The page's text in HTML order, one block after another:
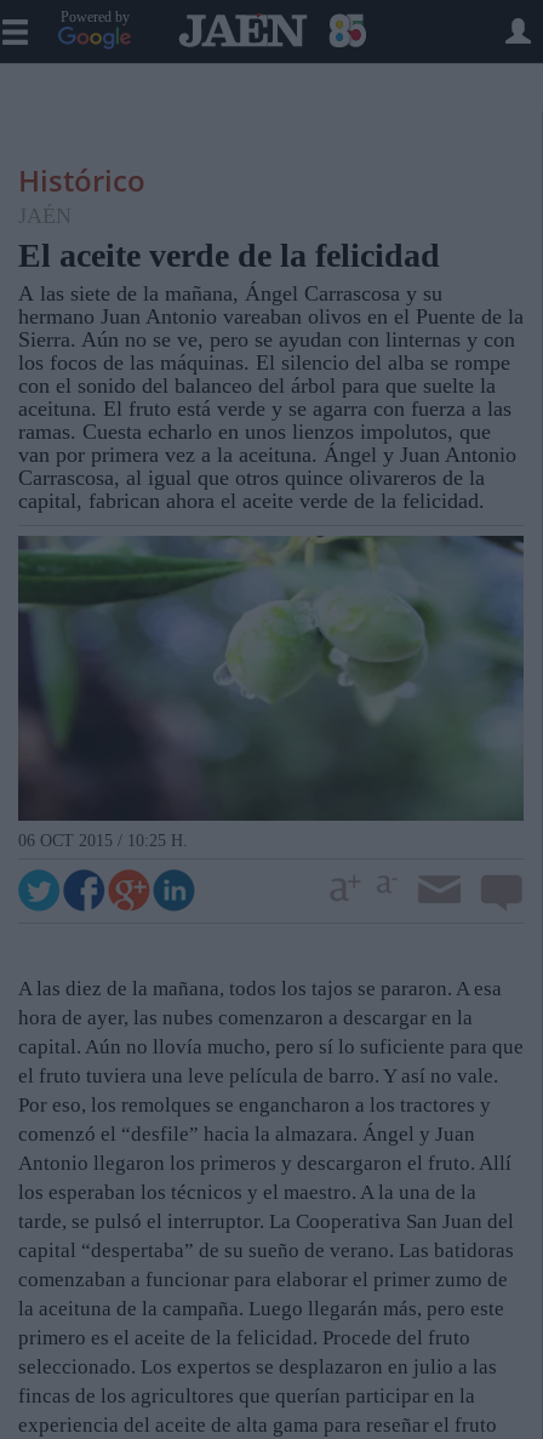
Powered by
Histórico
JAÉN
El aceite verde de la felicidad
A las siete de la mañana, Ángel Carrascosa y su
hermano Juan Antonio vareaban olivos en el Puente de la
Sierra. Aún no se ve, pero se ayudan con linternas y con
los focos de las máquinas. El silencio del alba se rompe
con el sonido del balanceo del árbol para que suelte la
aceituna. El fruto está verde y se agarra con fuerza a las
ramas. Cuesta echarlo en unos lienzos impolutos, que
van por primera vez a la aceituna. Ángel y Juan Antonio
Carrascosa, al igual que otros quince olivareros de la
capital, fabrican ahora el aceite verde de la felicidad.
06 OCT 2015 / 10:25 H.
A las diez de la mañana, todos los tajos se pararon. A esa
hora de ayer, las nubes comenzaron a descargar en la
capital. Aún no llovía mucho, pero sí lo suficiente para que
el fruto tuviera una leve película de barro. Y así no vale.
Por eso, los remolques se engancharon a los tractores y
comenzó el “desfile” hacia la almazara. Ángel y Juan
Antonio llegaron los primeros y descargaron el fruto. Allí
los esperaban los técnicos y el maestro. A la una de la
tarde, se pulsó el interruptor. La Cooperativa San Juan del
capital “despertaba” de su sueño de verano. Las batidoras
comenzaban a funcionar para elaborar el primer zumo de
la aceituna de la campaña. Luego llegarán más, pero este
primero es el aceite de la felicidad. Procede del fruto
seleccionado. Los expertos se desplazaron en julio a las
fincas de los agricultores que querían participar en la
experiencia del aceite de alta gama para reseñar el fruto